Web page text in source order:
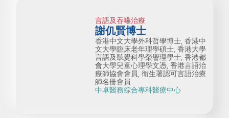
言語及吞嚥治療
謝仉賢博士
香港中文大學外科哲學博士, 香港中
文大學臨床老年理學碩士, 香港大學
言語及聽覺科學榮譽理學士, 香港都
會大學兒童心理學文憑, 香港言語治
療師協會會員, 衛生署認可言語治療
師名冊會員
中卓醫務綜合專科醫療中心